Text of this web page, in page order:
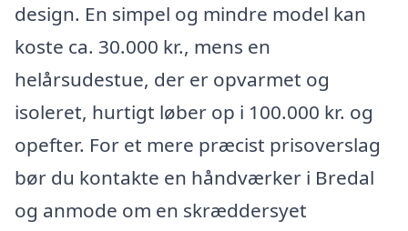
design. En simpel og mindre model kan
koste ca. 30.000 kr., mens en
helårsudestue, der er opvarmet og
isoleret, hurtigt løber op i 100.000 kr. og
opefter. For et mere præcist prisoverslag
bør du kontakte en håndværker i Bredal
og anmode om en skræddersyet